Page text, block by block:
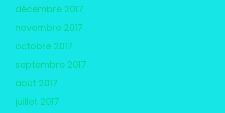
décembre 2017
novembre 2017
octobre 2017
septembre 2017
août 2017
juillet 2017